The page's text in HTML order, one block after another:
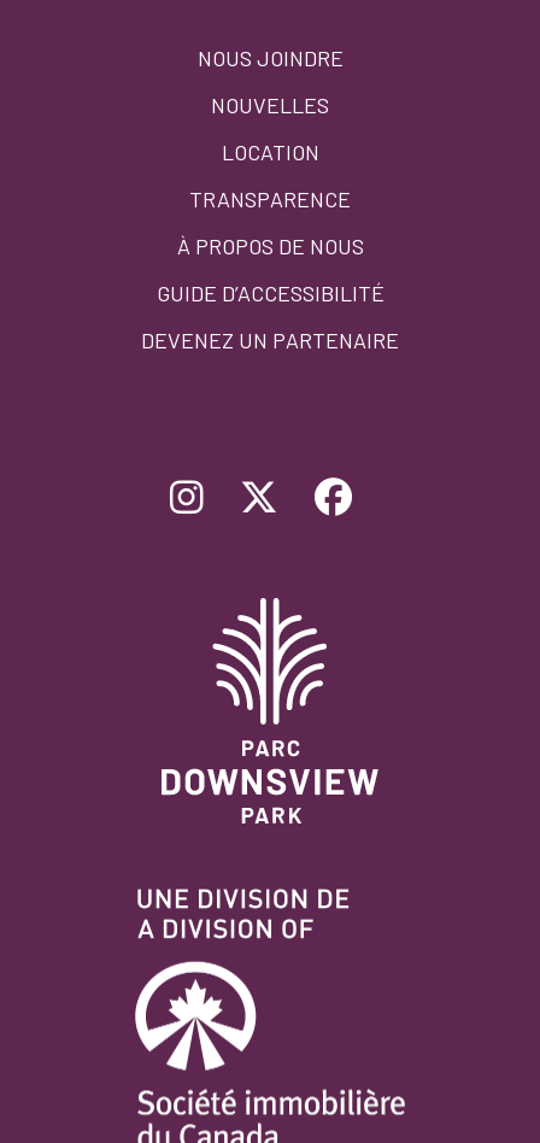
NOUS JOINDRE
NOUVELLES
LOCATION
TRANSPARENCE
À PROPOS DE NOUS
GUIDE D’ACCESSIBILITÉ
DEVENEZ UN PARTENAIRE